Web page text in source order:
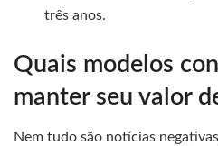
três anos.
Quais modelos
manter seu valor
Nem tudo são notícias